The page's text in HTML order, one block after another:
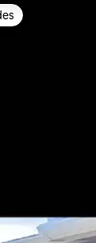
dos hóspedes